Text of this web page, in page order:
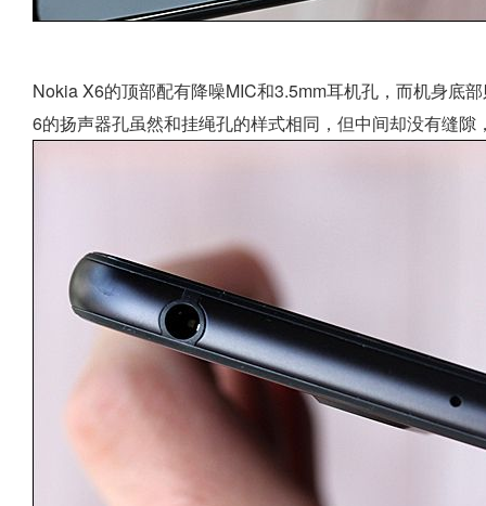
Nokia X6的顶部配有降噪MIC和3.5mm耳机孔，而机身底
6的扬声器孔虽然和挂绳孔的样式相同，但中间却没有缝隙